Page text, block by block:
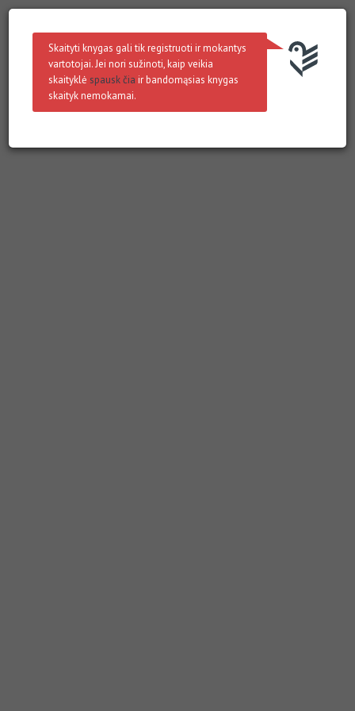
Skaityti knygas gali tik registruoti ir mokantys
vartotojai. Jei nori sužinoti, kaip veikia
skaityklė spausk čia ir bandomąsias knygas
skaityk nemokamai.